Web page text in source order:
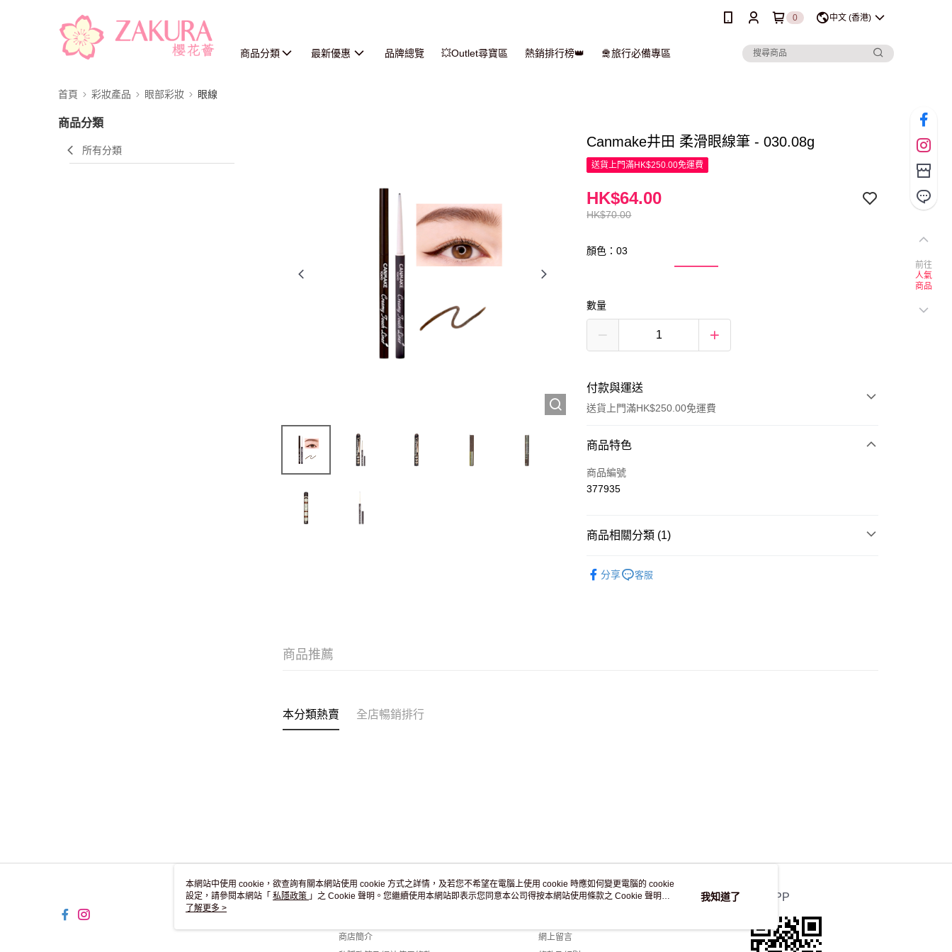
0 中文 (香港)
商品分類 最新優惠 品牌總覽 💥Outlet尋寶區 熱銷排行榜👑 🛅旅行必備專區
首頁 彩妝產品 眼部彩妝 眼線
商品分類
所有分類
Canmake井田 柔滑眼線筆 - 030.08g
送貨上門滿HK$250.00免運費
HK$70.00
HK$64.00
顏色：03
數量
付款與運送
送貨上門滿HK$250.00免運費
付款方式
信用卡
商品特色
商品編號
377935
商品相關分類 (1)
分享
客服
商品推薦
本分類熱賣 全店暢銷排行
關於我們
商店簡介
客戶服務
網上留言
官方APP
前往
人氣
商品
本網站中使用 cookie，欲查詢有關本網站使用 cookie 方式之詳情，及若您不希望在電腦上使用 cookie 時應如何變更電腦的 cookie
設定，請參閱本網站「 私隱政策 」之 Cookie 聲明。您繼續使用本網站即表示您同意本公司得按本網站使用條款之 Cookie 聲明使
用 cookie。
了解更多 >
我知道了